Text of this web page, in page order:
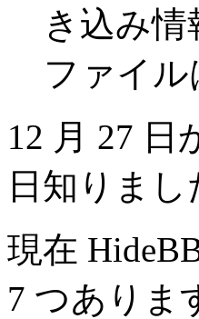
き込み
ファイ
12 月 27
日知りまし
現在
7 つありま